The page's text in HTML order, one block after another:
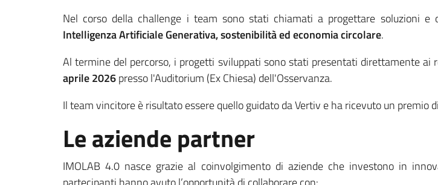
Nel corso della challenge i team sono stati chiamati a progettare soluzioni
Intelligenza Artificiale Generativa, sostenibilità ed economia circolare.
Al termine del percorso, i progetti sviluppati sono stati presentati direttamente
aprile 2026presso l'Auditorium (Ex Chiesa) dell'Osservanza.
Il team vincitore è risultato essere quello guidato da Vertiv e ha ricevuto un premio di
Le aziende partner
IMOLAB 4.0 nasce grazie al coinvolgimento di aziende che investono in